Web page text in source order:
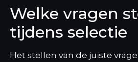
Welke vragen
tijdens selectie
Het stellen van de juiste